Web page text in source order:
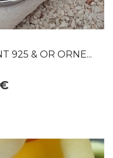
925 & OR ORNE...